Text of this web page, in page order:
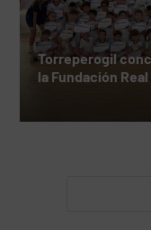
Torreperogil
la Fundación